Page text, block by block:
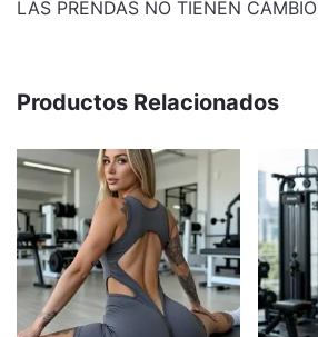
LAS PRENDAS NO TIENEN CAMBIO
Productos Relacionados